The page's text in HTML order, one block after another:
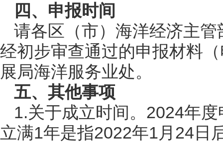
四、申报时间
请各区（市）海洋经济主
经初步审查通过的申报材料
展局海洋服务业处。
五、其他事项
1.关于成立时间。2024年
立满1年是指2022年1月24日